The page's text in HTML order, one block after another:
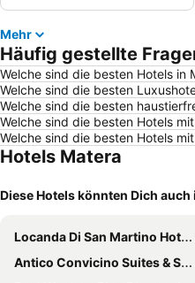
Mehr
Häufig gestellte
Welche sind die besten Hotels in
Welche sind die besten
Welche sind die besten
Welche sind die besten Hotels
Welche sind die besten Hotels
Hotels Matera
Diese Hotels könnten Dich
Locanda Di San Martino Hotel & Thermae Romanae
Antico Convicino Suites & Spa